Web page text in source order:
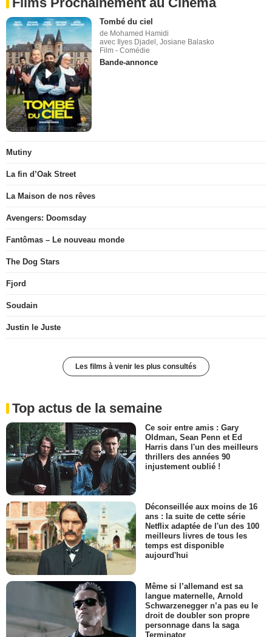
Tombé du ciel
de Mohamed Hamidi
avec Ilyes Djadel, Josiane Balasko
Film - Comédie
Bande-annonce
Mutiny
La fin d’Oak Street
La Maison de nos rêves
Avengers: Doomsday
Fantômas – Le nouveau monde
The Dog Stars
Fjord
Soudain
Justin le Juste
Les films à venir les plus consultés
Top actus de la semaine
Ce soir entre amis : Gary
Oldman, Sean Penn et Ed
Harris dans l'un des meilleurs
thrillers des années 90
injustement oublié !
Déconseillée aux moins de 16
ans : la suite de cette série
Netflix adaptée de l'un des 100
meilleurs livres de tous les
temps est disponible
aujourd'hui
Même si l’allemand est sa
langue maternelle, Arnold
Schwarzenegger n’a pas eu le
droit de doubler son propre
personnage dans la saga
Terminator